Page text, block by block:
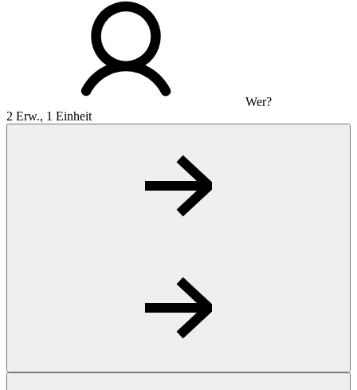
Wer?
2 Erw., 1 Einheit